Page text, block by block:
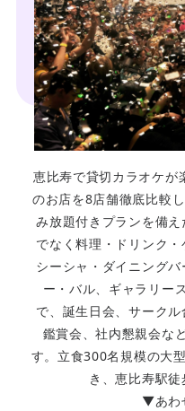
恵比寿で貸切カラオケが
のお店を8店舗徹底比較
み放題付きプランを備
でなく料理・ドリンク・
シーシャ・ダイニング
ー・バル、ギャラリー
で、誕生日会、サーク
鑑賞会、社内懇親会な
す。立食300名規模の大
き、恵比寿駅徒
▼あわ